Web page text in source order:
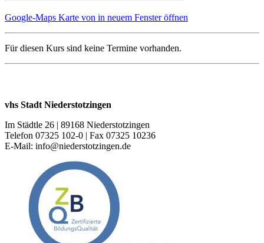
Google-Maps Karte von in neuem Fenster öffnen
Für diesen Kurs sind keine Termine vorhanden.
vhs Stadt Niederstotzingen
Im Städtle 26 | 89168 Niederstotzingen
Telefon 07325 102-0 | Fax 07325 10236
E-Mail: info@niederstotzingen.de